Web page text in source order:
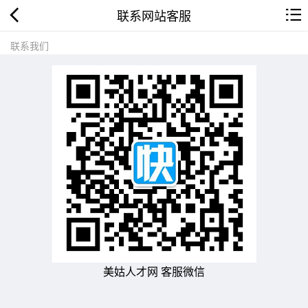
联系网站客服
联系我们
美姑人才网 客服微信